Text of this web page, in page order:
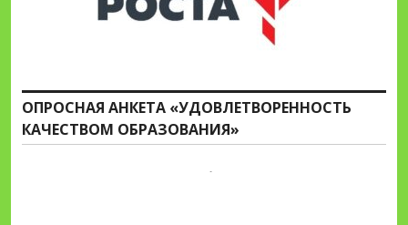
ОПРОСНАЯ АНКЕТА «УДОВЛЕТВОРЕННОСТЬ
КАЧЕСТВОМ ОБРАЗОВАНИЯ»